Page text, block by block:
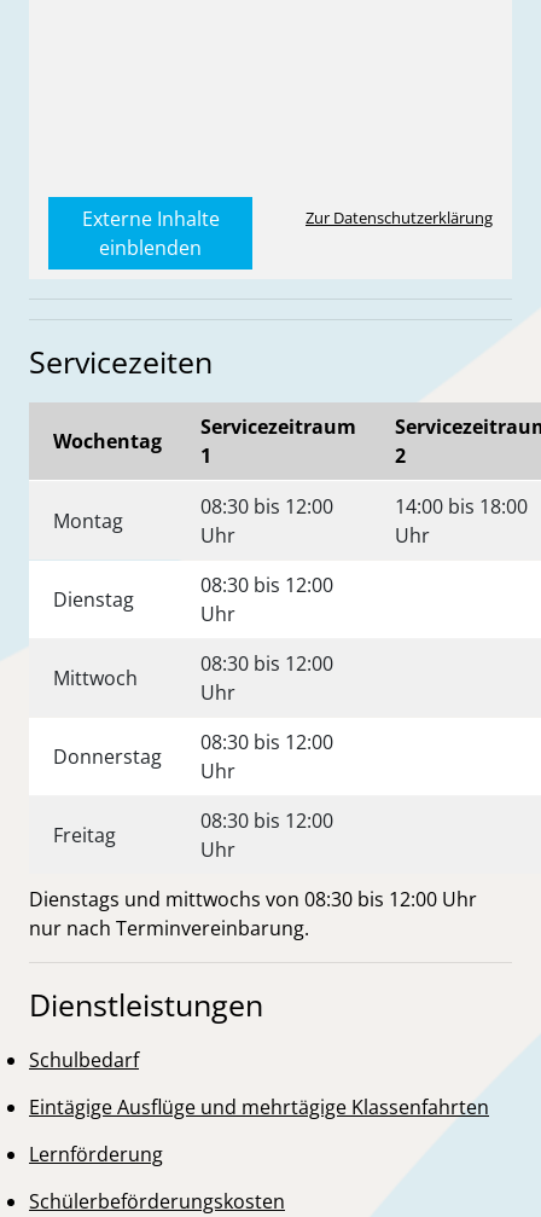
Externe Inhalte
einblenden
Zur Datenschutzerklärung
Servicezeiten
Wochentag
Servicezeitraum
1
2
Montag
08:30 bis 12:00
Uhr
14:00 bis 18:00
Uhr
Dienstag
08:30 bis 12:00
Uhr
Mittwoch
08:30 bis 12:00
Uhr
Donnerstag
08:30 bis 12:00
Uhr
Freitag
08:30 bis 12:00
Uhr
Dienstags und mittwochs von 08:30 bis 12:00 Uhr
nur nach Terminvereinbarung.
Dienstleistungen
Schulbedarf
Eintägige Ausflüge und mehrtägige Klassenfahrten
Lernförderung
Schülerbeförderungskosten